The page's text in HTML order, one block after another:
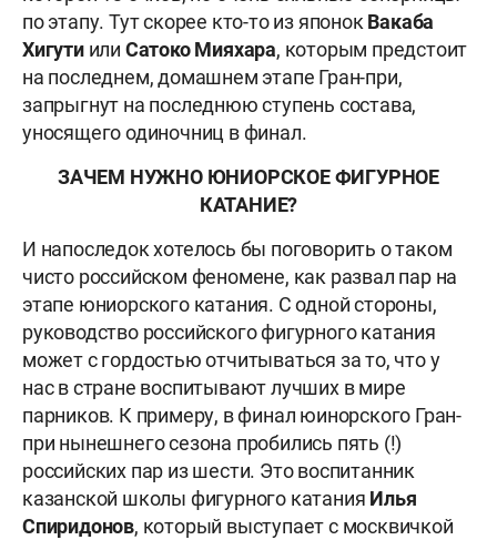
по этапу. Тут скорее кто-то из японокВакаба
Хигутиили Сатоко Мияхара, которым предстоит
на последнем, домашнем этапе Гран-при,
запрыгнут на последнюю ступень состава,
уносящего одиночниц в финал.
ЗАЧЕМ НУЖНО ЮНИОРСКОЕ ФИГУРНОЕ
КАТАНИЕ?
И напоследок хотелось бы поговорить о таком
чисто российском феномене, как развал пар на
этапе юниорского катания. С одной стороны,
руководство российского фигурного катания
может с гордостью отчитываться за то, что у
нас в стране воспитывают лучших в мире
парников. К примеру, в финал юинорского Гран-
при нынешнего сезона пробились пять (!)
российских пар из шести. Это воспитанник
казанской школы фигурного катания Илья
Спиридонов, который выступает с москвичкой